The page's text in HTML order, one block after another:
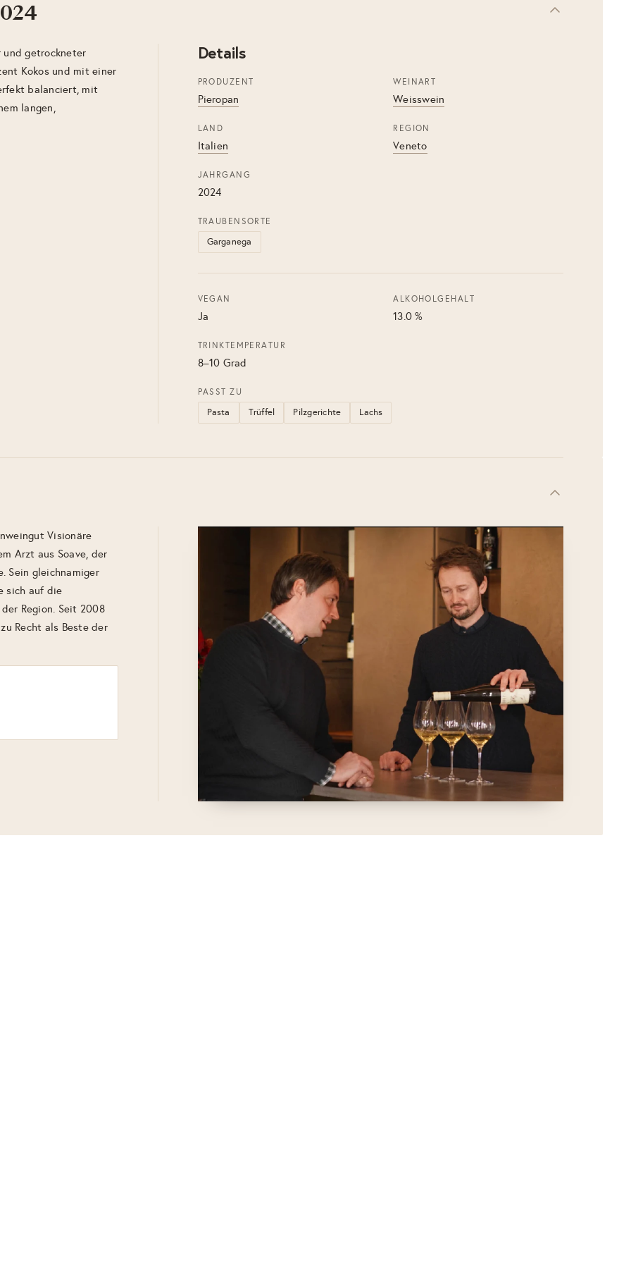
und getrockneter
Kokos und mit einer
balanciert, mit
langen,
Details
PRODUZENT
Pieropan
WEINART
Weisswein
LAND
Italien
REGION
Veneto
JAHRGANG
2024
TRAUBENSORTE
Garganega
VEGAN
Ja
ALKOHOLGEHALT
13.0 %
TRINKTEMPERATUR
8–10 Grad
PASST ZU
Pasta Trüffel Pilzgerichte Lachs
Visionäre
Arzt aus Soave, der
Sein gleichnamiger
sich auf die
Region. Seit 2008
Recht als Beste der